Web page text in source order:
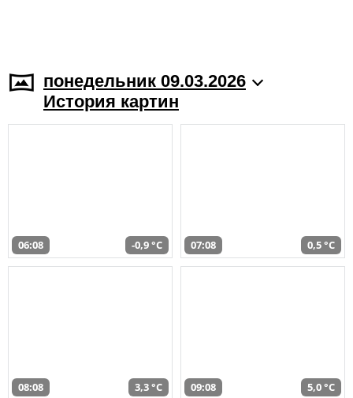
понедельник 09.03.2026
История картин
06:08 -0,9 °C 07:08 0,5 °C
08:08 3,3 °C 09:08 5,0 °C